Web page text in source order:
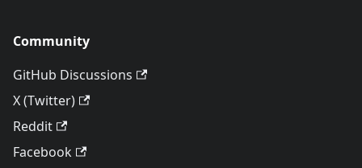
Community
GitHub Discussions
X (Twitter)
Reddit
Facebook